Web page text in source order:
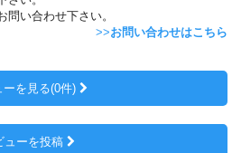
い合わせ下さい。
>>お問い合わせはこちら
ーを見る(0件)
ューを投稿